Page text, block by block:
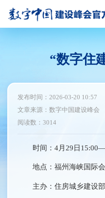
“数字住
发布时间：2026-03-20 10:57
文章来源：数字中国建设峰会
阅读数：3014
时间：4月29日
地点：福州海峡国际
主办：住房城乡建设部